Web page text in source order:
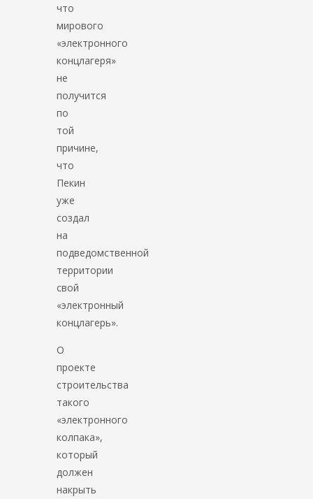
что
мирового
«электронного
концлагеря»
не
получится
по
той
причине,
что
Пекин
уже
создал
на
подведомственной
территории
свой
«электронный
концлагерь».
О
проекте
строительства
такого
«электронного
колпака»,
который
должен
накрыть